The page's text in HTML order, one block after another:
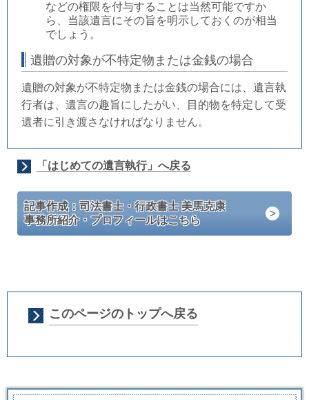
などの権限を付与することは当然可能ですか
ら、当該遺言にその旨を明示しておくのが相当
でしょう。
遺贈の対象が不特定物または金銭の場合
遺贈の対象が不特定物または金銭の場合には、遺言執
行者は、遺言の趣旨にしたがい、目的物を特定して受
遺者に引き渡さなければなりません。
「はじめての遺言執行」へ戻る
記事作成：司法書士・行政書士 美馬克康
事務所紹介・プロフィールはこちら
このページのトップへ戻る